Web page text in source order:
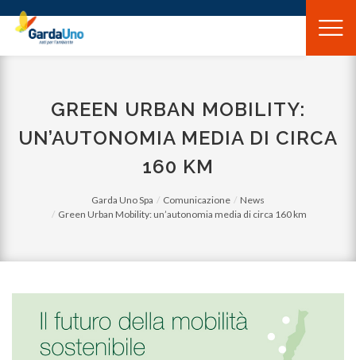
Gardauno
Spa
GREEN URBAN MOBILITY:
UN’AUTONOMIA MEDIA DI CIRCA
160 KM
Garda Uno Spa Comunicazione
News
Green Urban Mobility: un’autonomia media di circa 160 km